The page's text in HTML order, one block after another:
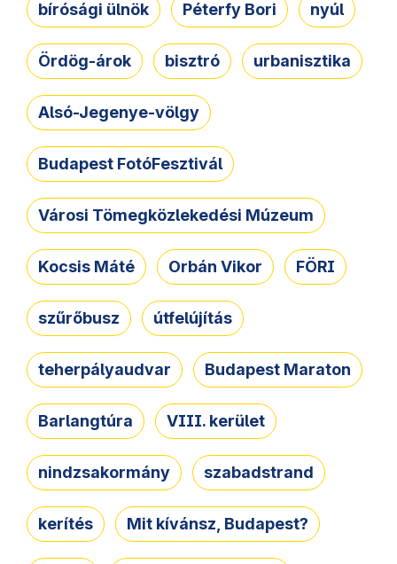
bírósági ülnök Péterfy Bori nyúl
Ördög-árok bisztró urbanisztika
Alsó-Jegenye-völgy
Budapest FotóFesztivál
Városi Tömegközlekedési Múzeum
Kocsis Máté Orbán Vikor FÖRI
szűrőbusz útfelújítás
teherpályaudvar Budapest Maraton
Barlangtúra VIII. kerület
nindzsakormány szabadstrand
kerítés Mit kívánsz, Budapest?